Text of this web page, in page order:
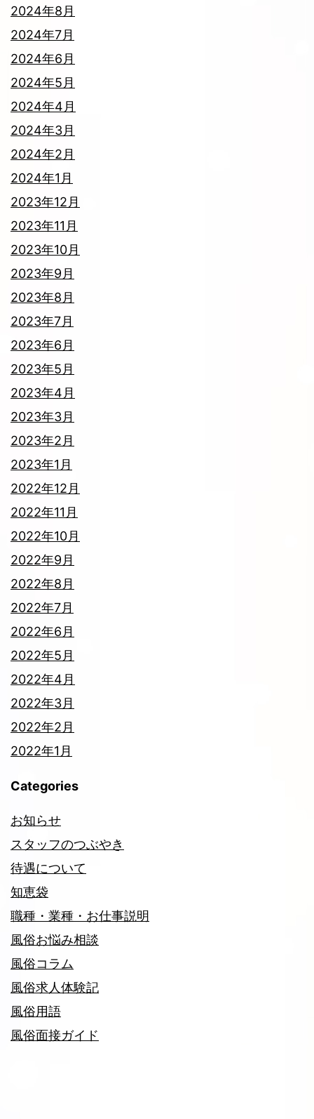
2024年8月
2024年7月
2024年6月
2024年5月
2024年4月
2024年3月
2024年2月
2024年1月
2023年12月
2023年11月
2023年10月
2023年9月
2023年8月
2023年7月
2023年6月
2023年5月
2023年4月
2023年3月
2023年2月
2023年1月
2022年12月
2022年11月
2022年10月
2022年9月
2022年8月
2022年7月
2022年6月
2022年5月
2022年4月
2022年3月
2022年2月
2022年1月
Categories
お知らせ
スタッフのつぶやき
待遇について
知恵袋
職種・業種・お仕事説明
風俗お悩み相談
風俗コラム
風俗求人体験記
風俗用語
風俗面接ガイド